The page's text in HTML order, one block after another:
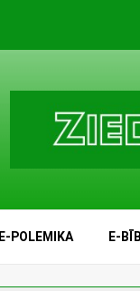
E-POLEMIKA E-